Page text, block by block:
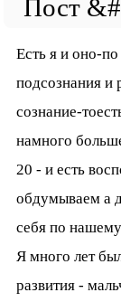
Есть я и оно-
подсознания и
сознание-
намного
20 - и есть
обдумываем а
себя по
Я много лет
развития -